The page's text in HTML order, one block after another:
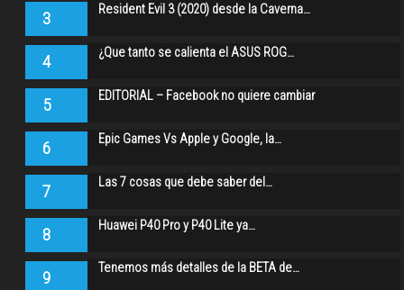
3 Resident Evil 3 (2020) desde la Caverna…
4 ¿Que tanto se calienta el ASUS ROG…
5 EDITORIAL – Facebook no quiere cambiar
6 Epic Games Vs Apple y Google, la…
7 Las 7 cosas que debe saber del…
8 Huawei P40 Pro y P40 Lite ya…
9 Tenemos más detalles de la BETA de…